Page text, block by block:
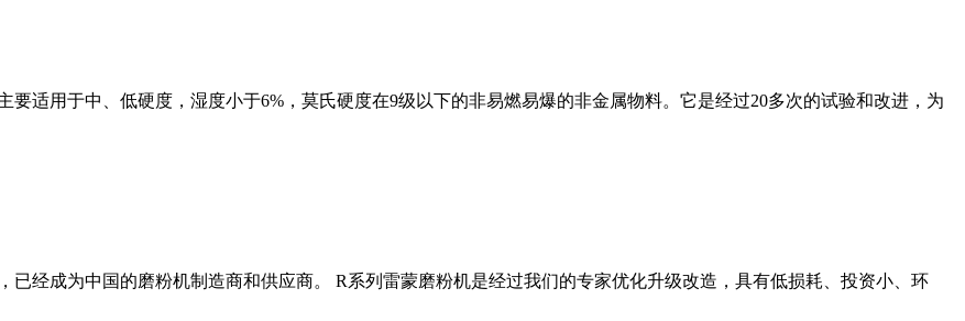
适用于中、低硬度，湿度小于6%，莫氏硬度在9级以下的非易燃易爆的非金属物料。它是经过20多次的试验和改进，为
已经成为中国的磨粉机制造商和供应商。 R系列雷蒙磨粉机是经过我们的专家优化升级改造，具有低损耗、投资小、环